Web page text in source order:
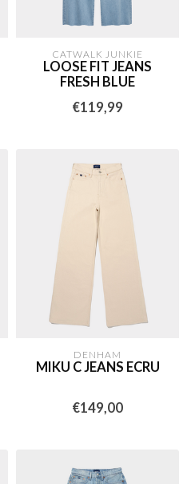
CATWALK JUNKIE
LOOSE FIT JEANS
FRESH BLUE
€119,99
DENHAM
MIKU C JEANS ECRU
€149,00